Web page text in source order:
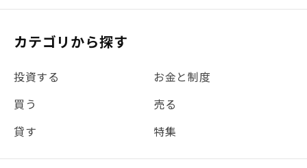
#REIT
#新型コロナ #ETF #固定資産税
#団体信用生命保険
#贈与税 #災害に備える
#書類
#リノシーチャンネル
カテゴリから探す
投資する
お金と制度
買う
売る
貸す
特集